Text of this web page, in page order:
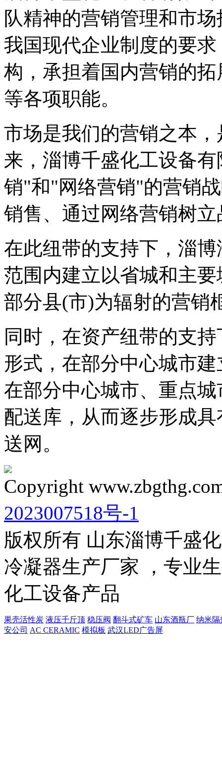
队精神的营销管理和市
我国现代企业制度的要
构，承担着国内营销的
等各项职能。
市场是我们的营销之本
来，淄博千盛化工设备
销"和"网络营销"的营销
销售、通过网络营销树
在此纽带的支持下，淄
范围内建立以省城和主
部分县(市)为辐射的营销
同时，在资产纽带的支
形式，在部分中心城市
在部分中心城市、重点
配送库，从而逐步形成
送网。
Copyright
2023007518号-1
版权所有 山东淄博千盛
冷凝器生产厂家 ，专业
化工设备产品
果壳活性炭 液压千斤顶 稳压阀 翻斗式矿车 山东酒瓶厂 纳米隔
安公司 AC CERAMIC 模拟板 武汉LED广告屏